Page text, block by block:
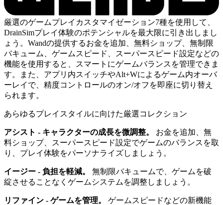
厳選のゲームプレイカスタマイゼーション7種を使用して、
DrainSimプレイ体験のポテンシャルを最大限に引き出しまし
ょう。Wandの提供するお金を追加、無料ショップ、無制限
バキューム、ゲームスピード、スーパースピード設定などの
機能を使用すると、スマートにゲームバランスを管理できま
す。また、アプリ内スイッチやAlt+Wによるゲーム内オーバ
ーレイで、精度コントロールのオン/オフを即座に切り替え
られます。
あらゆるプレイスタイルに向けた厳選コレクション
アシスト - キャラクターの成長を微調整。
お金を追加、無
料ショップ、スーパースピード設定でゲームのバランスを取
り、プレイ体験をパーソナライズしましょう。
イージー - 負担を軽減。
無制限バキュームで、ゲームを破
綻させることなくゲームシステムを調整しましょう。
リファイン - ゲームを管理。
ゲームスピードなどの新機能